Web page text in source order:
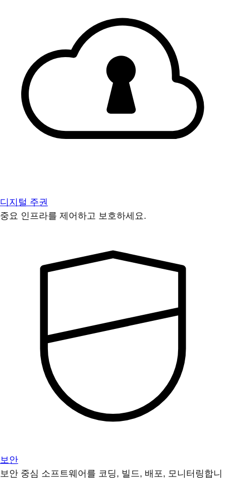
디지털 주권
중요 인프라를 제어하고 보호하세요.
보안
보안 중심 소프트웨어를 코딩, 빌드, 배포, 모니터링합니